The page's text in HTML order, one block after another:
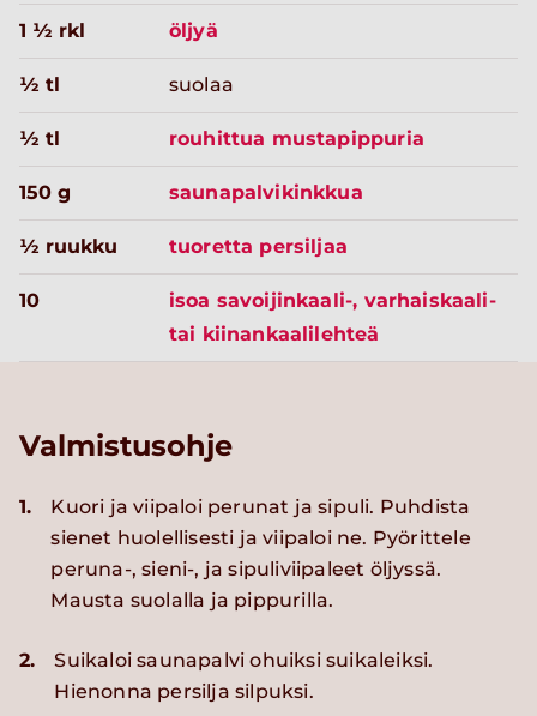
1 ½ rkl öljyä
½ tl suolaa
½ tl rouhittua mustapippuria
150 g saunapalvikinkkua
½ ruukku tuoretta persiljaa
10
isoa savoijinkaali-, varhaiskaali-
tai kiinankaalilehteä
Valmistusohje
1.
Kuori ja viipaloi perunat ja sipuli. Puhdista
sienet huolellisesti ja viipaloi ne. Pyörittele
peruna-, sieni-, ja sipuliviipaleet öljyssä.
Mausta suolalla ja pippurilla.
2.
Suikaloi saunapalvi ohuiksi suikaleiksi.
Hienonna persilja silpuksi.